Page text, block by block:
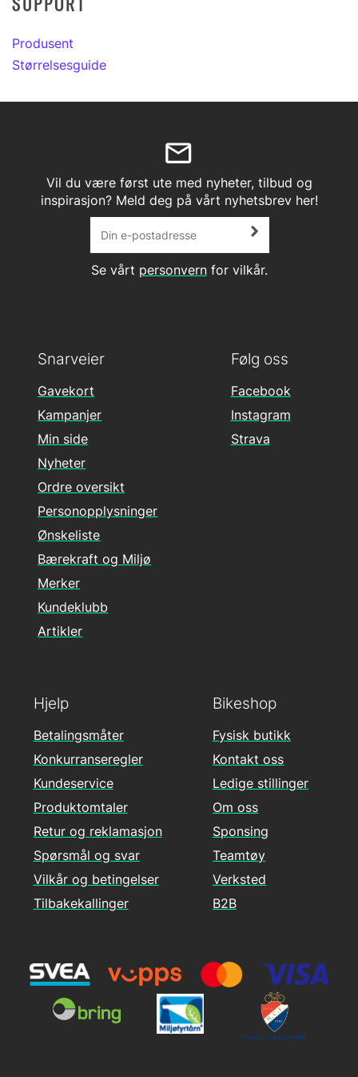
Produsent
Størrelsesguide
Vil du være først ute med nyheter, tilbud og
inspirasjon? Meld deg på vårt nyhetsbrev her!
Se vårt personvernfor vilkår.
Følg oss
Facebook
Instagram
Strava
Hjelp
Betalingsmåter
Konkurranseregler
Kundeservice
Produktomtaler
Retur og reklamasjon
Spørsmål og svar
Vilkår og betingelser
Tilbakekallinger
Snarveier
Gavekort
Kampanjer
Min side
Nyheter
Ordre oversikt
Personopplysninger
Ønskeliste
Bærekraft og Miljø
Merker
Kundeklubb
Artikler
Bikeshop
Fysisk butikk
Kontakt oss
Ledige stillinger
Om oss
Sponsing
Teamtøy
Verksted
B2B